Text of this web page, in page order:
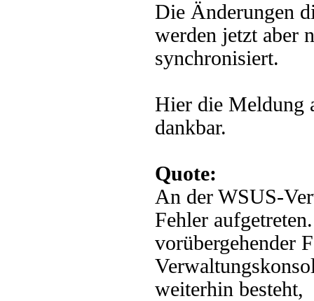
Die Änderungen
werden jetzt aber
synchronisiert.
Hier die Meldung
dankbar.
Quote:
An der WSUS-
Fehler
vorübergehender
weiterhin besteht,